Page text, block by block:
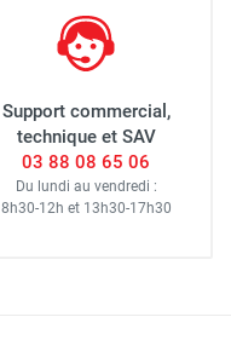
Support commercial,
technique et SAV
03 88 08 65 06
Du lundi au vendredi :
8h30-12h et 13h30-17h30